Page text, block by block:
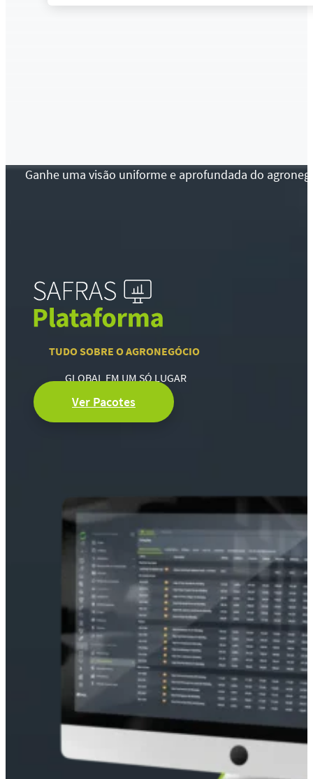
Ganhe uma visão uniforme e aprofundada do
TUDO SOBRE O AGRONEGÓCIO
GLOBAL EM UM SÓ LUGAR
Ver Pacotes